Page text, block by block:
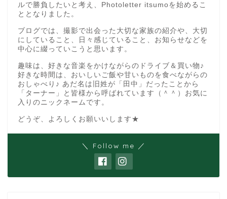
ルで勝負したいと考え、Photoletter itsumoを始めるこ
ととなりました。
ブログでは、撮影で出会った大切な家族の紹介や、大切
にしていること、日々感じていること、お知らせなどを
中心に綴っていこうと思います。
趣味は、好きな音楽をかけながらのドライブ＆買い物♪
好きな時間は、おいしいご飯や甘いものを食べながらの
おしゃべり♪ あだ名は旧姓が「田中」だったことから
「ターナー」と皆様から呼ばれています（＾＾）お気に
入りのニックネームです。
どうぞ、よろしくお願いいします★
＼ Follow me ／